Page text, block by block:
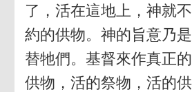
了，活在這地上，神就
約的供物。神的旨意乃
替牠們。基督來作真正
供物，活的祭物，活的